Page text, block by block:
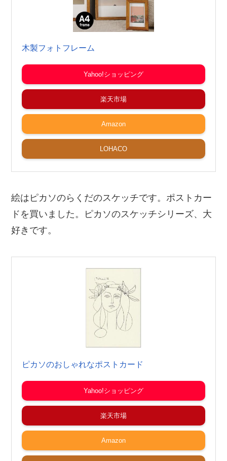
木製フォトフレーム
Yahoo!ショッピング
楽天市場
Amazon
LOHACO
絵はピカソのらくだのスケッチです。ポストカー
ドを買いました。ピカソのスケッチシリーズ、大
好きです。
ピカソのおしゃれなポストカード
Yahoo!ショッピング
楽天市場
Amazon